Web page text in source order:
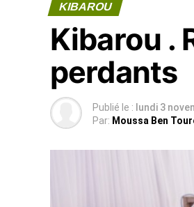
KIBAROU
Kibarou .
perdants
Publié le : lundi 3
Par: Moussa Ben